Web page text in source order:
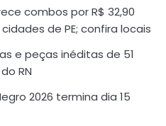
combos por R$ 32,90
de PE; confira locais
e peças inéditas de 51
RN
2026 termina dia 15